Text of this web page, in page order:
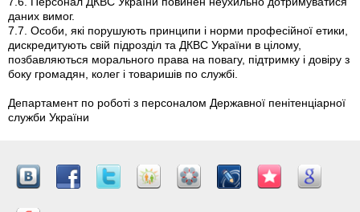
даних вимог.
7.7. Особи, які порушують принципи і норми професійної етики,
дискредитують свій підрозділ та ДКВС України в цілому,
позбавляються морального права на повагу, підтримку і довіру з
боку громадян, колег і товаришів по службі.
Департамент по роботі з персоналом Державної пенітенціарної
служби України